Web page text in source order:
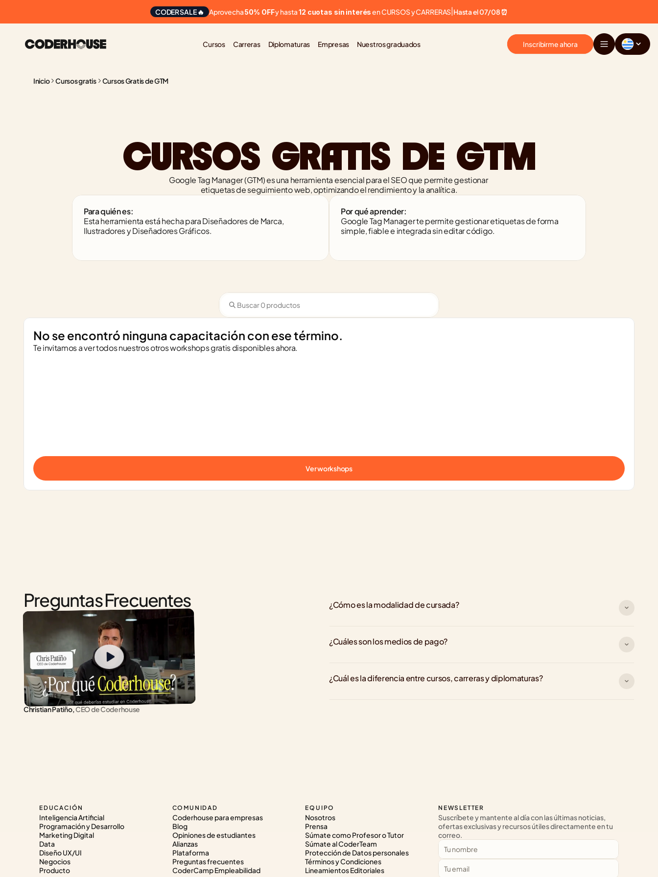
CODER SALE 🔥 Aprovecha 50% OFF y hasta 12 cuotas sin interés en CURSOS y CARRERAS Hasta el 07/08 ⏰
Cursos Carreras Diplomaturas Empresas Nuestros graduados Inscribirme ahora
Inicio Cursos gratis Cursos Gratis de GTM
CURSOS GRATIS DE GTM
Google Tag Manager (GTM) es una herramienta esencial para el SEO que permite gestionar
etiquetas de seguimiento web, optimizando el rendimiento y la analítica.
Para quién es:
Esta herramienta está hecha para Diseñadores de Marca,
Ilustradores y Diseñadores Gráficos.
Por qué aprender:
Google Tag Manager te permite gestionar etiquetas de forma
simple, fiable e integrada sin editar código.
No se encontró ninguna capacitación con ese término.
Te invitamos a ver todos nuestros otros workshops gratis disponibles ahora.
Ver workshops
Preguntas Frecuentes
Christian Patiño, CEO de Coderhouse
¿Cómo es la modalidad de cursada?
¿Cuáles son los medios de pago?
¿Cuál es la diferencia entre cursos, carreras y diplomaturas?
EDUCACIÓN
Inteligencia Artificial
Programación y Desarrollo
Marketing Digital
Data
Diseño UX/UI
Negocios
Producto
COMUNIDAD
Coderhouse para empresas
Blog
Opiniones de estudiantes
Alianzas
Plataforma
Preguntas frecuentes
CoderCamp Empleabilidad
EQUIPO
Nosotros
Prensa
Súmate como Profesor o Tutor
Súmate al CoderTeam
Protección de Datos personales
Términos y Condiciones
Lineamientos Editoriales
NEWSLETTER
Suscríbete y mantente al día con las últimas noticias,
ofertas exclusivas y recursos útiles directamente en tu
correo.